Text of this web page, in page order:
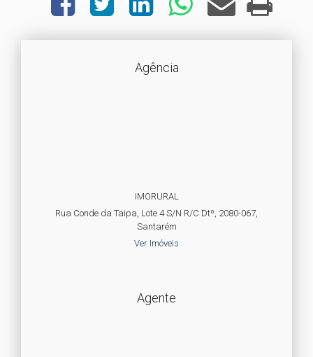
Agência
IMORURAL
Rua Conde da Taipa, Lote 4 S/N R/C Dtº, 2080-067,
Santarém
Ver Imóveis
Agente